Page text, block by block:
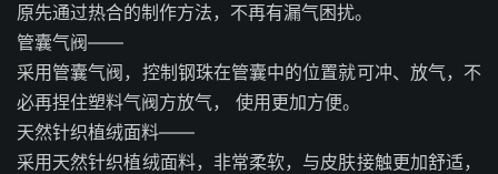
原先通过热合的制作方法，不再有漏气困扰。
管囊气阀——
采用管囊气阀，控制钢珠在管囊中的位置就可冲、放气，不
必再捏住塑料气阀方放气， 使用更加方便。
天然针织植绒面料——
采用天然针织植绒面料，非常柔软，与皮肤接触更加舒适，